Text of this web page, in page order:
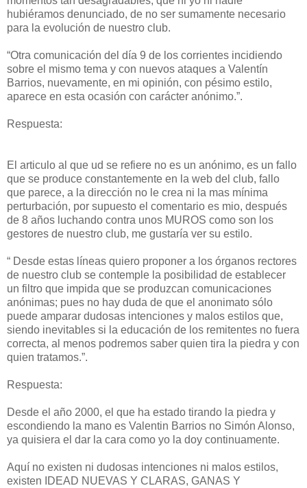
hubiéramos denunciado, de no ser sumamente necesario
para la evolución de nuestro club.
“Otra comunicación del día 9 de los corrientes incidiendo
sobre el mismo tema y con nuevos ataques a Valentín
Barrios, nuevamente, en mi opinión, con pésimo estilo,
aparece en esta ocasión con carácter anónimo.”.
Respuesta:
El articulo al que ud se refiere no es un anónimo, es un fallo
que se produce constantemente en la web del club, fallo
que parece, a la dirección no le crea ni la mas mínima
perturbación, por supuesto el comentario es mio, después
de 8 años luchando contra unos MUROS como son los
gestores de nuestro club, me gustaría ver su estilo.
“ Desde estas líneas quiero proponer a los órganos rectores
de nuestro club se contemple la posibilidad de establecer
un filtro que impida que se produzcan comunicaciones
anónimas; pues no hay duda de que el anonimato sólo
puede amparar dudosas intenciones y malos estilos que,
siendo inevitables si la educación de los remitentes no fuera
correcta, al menos podremos saber quien tira la piedra y con
quien tratamos.”.
Respuesta:
Desde el año 2000, el que ha estado tirando la piedra y
escondiendo la mano es Valentin Barrios no Simón Alonso,
ya quisiera el dar la cara como yo la doy continuamente.
Aquí no existen ni dudosas intenciones ni malos estilos,
existen IDEAD NUEVAS Y CLARAS, GANAS Y